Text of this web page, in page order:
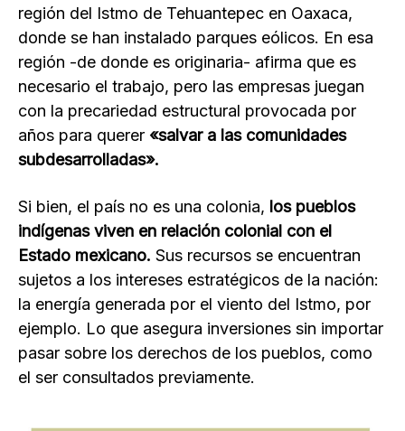
región del Istmo de Tehuantepec en Oaxaca,
donde se han instalado parques eólicos. En esa
región -de donde es originaria- afirma que es
necesario el trabajo, pero las empresas juegan
con la precariedad estructural provocada por
años para querer «salvar a las comunidades
subdesarrolladas».
Si bien, el país no es una colonia, los pueblos
indígenas viven en relación colonial con el
Estado mexicano. Sus recursos se encuentran
sujetos a los intereses estratégicos de la nación:
la energía generada por el viento del Istmo, por
ejemplo. Lo que asegura inversiones sin importar
pasar sobre los derechos de los pueblos, como
el ser consultados previamente.